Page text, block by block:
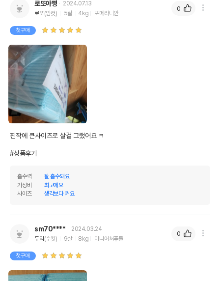
로또아빵
2024.07.13
로또(암컷) 5살 4kg 포메라니안
첫구매
진작에 큰사이즈로 살걸 그랬어요 ㅋ
#상품후기
흡수력
잘 흡수돼요
가성비
최고에요
사이즈
생각보다 커요
0
sm70****
2024.03.24
두리 (수컷) 9살 8kg 미니어처푸들
첫구매
0